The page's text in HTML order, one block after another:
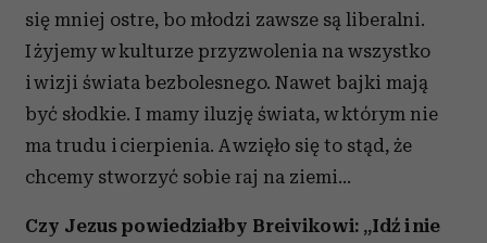
się mniej ostre, bo młodzi zawsze są liberalni.
I żyjemy w kulturze przyzwolenia na wszystko
i wizji świata bezbolesnego. Nawet bajki mają
być słodkie. I mamy iluzję świata, w którym nie
ma trudu i cierpienia. A wzięło się to stąd, że
chcemy stworzyć sobie raj na ziemi...
Czy Jezus powiedziałby Breivikowi: „Idź i nie